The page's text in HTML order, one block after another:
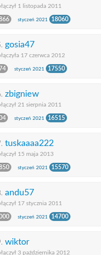
1 listopada 2011
styczeń 2021 18060
gosia47
17 czerwca 2012
styczeń 2021 17550
zbigniew
21 sierpnia 2011
styczeń 2021 16515
tuskaaaa222
15 maja 2013
styczeń 2021 15570
andu57
17 stycznia 2011
styczeń 2021 14700
wiktor
3 października 2012